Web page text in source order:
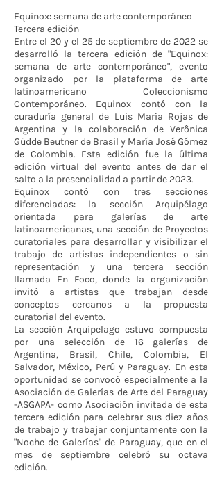
Equinox: semana de arte contemporáneo
Tercera edición
Entre el 20 y el 25 de septiembre de 2022 se
desarrolló la tercera edición de "Equinox:
semana de arte contemporáneo", evento
organizado por la plataforma de arte
latinoamericano Coleccionismo
Contemporáneo. Equinox contó con la
curaduría general de Luis María Rojas de
Argentina y la colaboración de Verônica
Güdde Beutner de Brasil y María José Gómez
de Colombia. Esta edición fue la última
edición virtual del evento antes de dar el
salto a la presencialidad a partir de 2023.
Equinox contó con tres secciones
diferenciadas: la sección Arquipélago
orientada para galerías de arte
latinoamericanas, una sección de Proyectos
curatoriales para desarrollar y visibilizar el
trabajo de artistas independientes o sin
representación y una tercera sección
llamada En Foco, donde la organización
invitó a artistas que trabajan desde
conceptos cercanos a la propuesta
curatorial del evento.
La sección Arquipelago estuvo compuesta
por una selección de 16 galerías de
Argentina, Brasil, Chile, Colombia, El
Salvador, México, Perú y Paraguay. En esta
oportunidad se convocó especialmente a la
Asociación de Galerías de Arte del Paraguay
-ASGAPA- como Asociación invitada de esta
tercera edición para celebrar sus diez años
de trabajo y trabajar conjuntamente con la
"Noche de Galerías" de Paraguay, que en el
mes de septiembre celebró su octava
edición.